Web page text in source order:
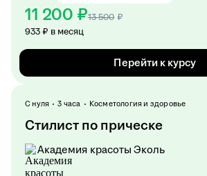
11 200 ₽13 500 ₽
933 ₽ в месяц
Перейти к курсу
С нуля 3 часа Косметология и здоровье
Стилист по прическе
Академия красоты Эколь